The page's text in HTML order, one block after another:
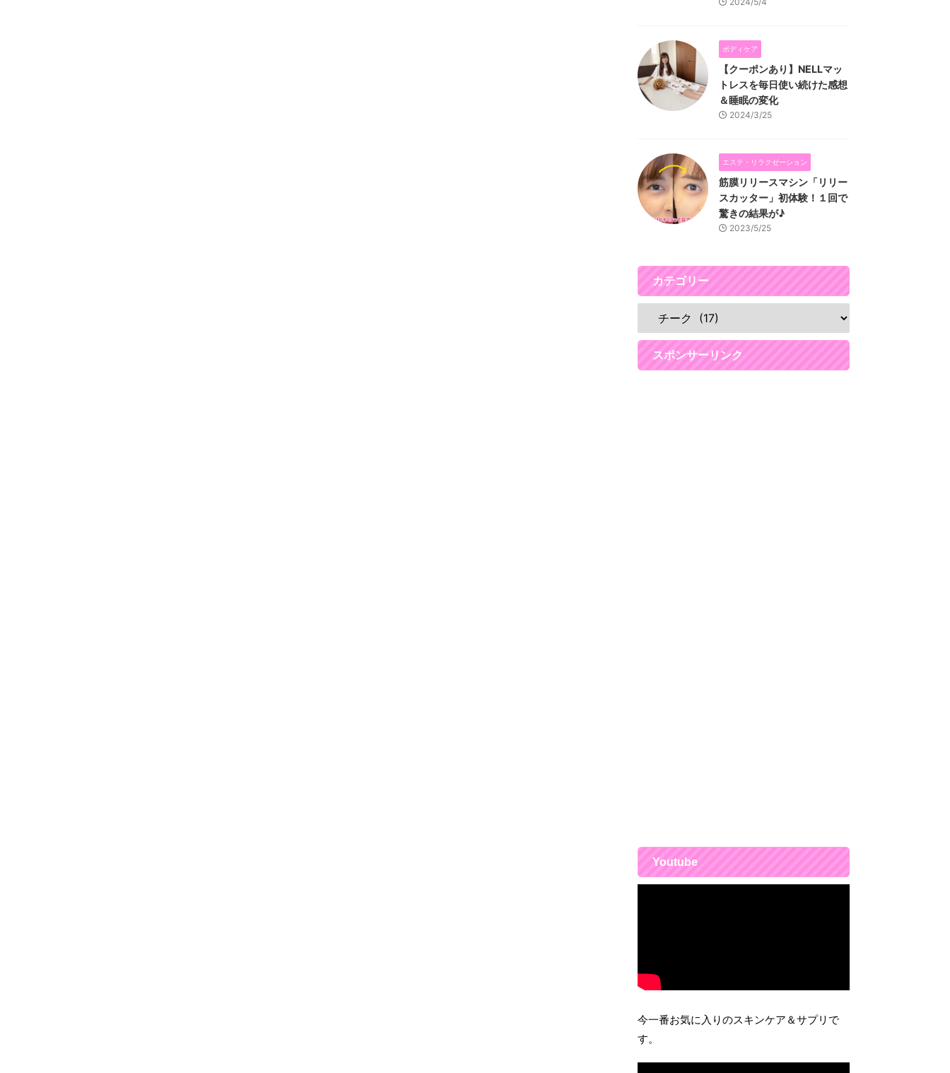
ボディケア
【クーポンあり】NELLマッ
トレスを毎日使い続けた感想
＆睡眠の変化
2024/3/25
エステ・リラクゼーション
筋膜リリースマシン「リリー
スカッター」初体験！１回で
驚きの結果が♪
2023/5/25
カテゴリー
スポンサーリンク
Youtube
今一番お気に入りのスキンケア＆サプリで
す。